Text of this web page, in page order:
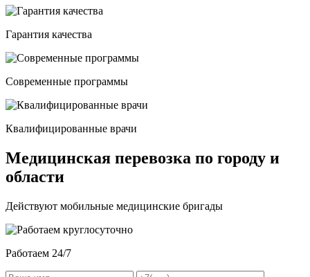
Гарантия качества
Современные программы
Квалифицированные врачи
Медицинская перевозка по городу и
области
Действуют мобильные медицинские бригады
Работаем 24/7